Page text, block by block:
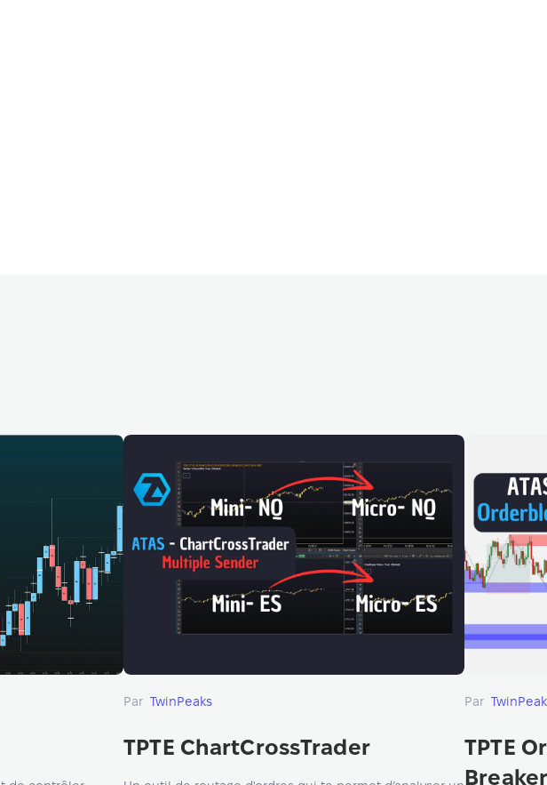
Par TwinPeaks
TPTE ChartCrossTrader
Par
TPTE